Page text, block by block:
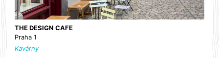
THE DESIGN CAFE
Praha 1
Kavárny